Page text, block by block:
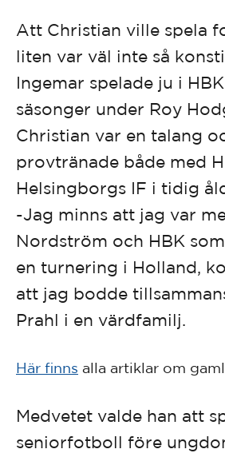
Att Christian ville spela
liten var väl inte så
Ingemar spelade ju i
säsonger under Roy
Christian var en talang
provtränade både med
Helsingborgs IF i tidig
-Jag minns att jag var
Nordström och HBK
en turnering i Holland,
att jag bodde
Prahl i en värdfamilj.
Här finns alla artiklar om ga
Medvetet valde han att
seniorfotboll före